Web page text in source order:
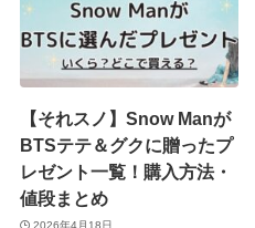
【それスノ】Snow Manが
BTSテテ＆グクに贈ったプ
レゼント一覧！購入方法・
値段まとめ
2026年4月18日